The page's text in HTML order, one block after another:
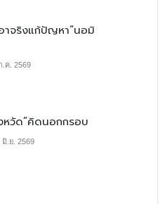
าจริงแก้ปัญหา“นอมิ
.ค. 2569
วัด”คิดนอกกรอบ
มิ.ย. 2569